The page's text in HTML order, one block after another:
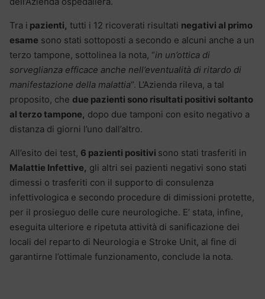
Tra i pazienti, tutti i 12 ricoverati risultati negativi al primo
esame sono stati sottoposti a secondo e alcuni anche a un
terzo tampone, sottolinea la nota, “in un’ottica di
sorveglianza efficace anche nell’eventualità di ritardo di
manifestazione della malattia“. L’Azienda rileva, a tal
proposito, che due pazienti sono risultati positivi soltanto
al terzo tampone, dopo due tamponi con esito negativo a
distanza di giorni l’uno dall’altro.
All’esito dei test, 6 pazienti positivi sono stati trasferiti in
Malattie Infettive, gli altri sei pazienti negativi sono stati
dimessi o trasferiti con il supporto di consulenza
infettivologica e secondo procedure di dimissioni protette,
per il prosieguo delle cure neurologiche. E’ stata, infine,
eseguita ulteriore e ripetuta attività di sanificazione dei
locali del reparto di Neurologia e Stroke Unit, al fine di
garantirne l’ottimale funzionamento, conclude la nota.